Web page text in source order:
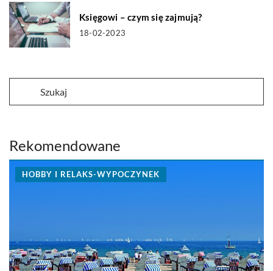
Księgowi – czym się zajmują?
18-02-2023
Rekomendowane
HOBBY I RELAKS-WYPOCZYNEK